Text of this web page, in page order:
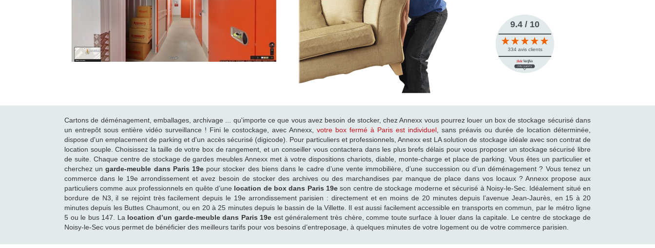
9.4 / 10
334 avis clients
Cartons de déménagement, emballages, archivage ... qu'importe ce que vous avez besoin de stocker, chez Annexx vous pourrez louer un box de stockage sécurisé dans
un entrepôt sous entière vidéo surveillance ! Fini le costockage, avec Annexx, votre box fermé à Paris est individuel , sans préavis ou durée de location déterminée,
dispose d'un emplacement de parking et d'un accès sécurisé (digicode). Pour particuliers et professionnels, Annexx est LA solution de stockage idéale avec son contrat de
location souple. Choisissez la taille de votre box de rangement, et un conseiller vous contactera dans les plus brefs délais pour vous proposer un stockage sécurisé libre
de suite. Chaque centre de stockage de gardes meubles Annexx met à votre dispositions chariots, diable, monte-charge et place de parking. Vous êtes un particulier et
cherchez ungarde-meuble dans Paris 19e pour stocker des biens dans le cadre d’une vente immobilière, d’une succession ou d’un déménagement ? Vous tenez un
commerce dans le 19e arrondissement et avez besoin de stocker des archives ou des marchandises par manque de place dans vos locaux ? Annexx propose aux
particuliers comme aux professionnels en quête d’une location de box dans Paris 19e son centre de stockage moderne et sécurisé à Noisy-le-Sec. Idéalement situé en
bordure de N3, il se rejoint très facilement depuis le 19e arrondissement parisien : directement et en moins de 20 minutes depuis l’avenue Jean-Jaurès, en 15 à 20
minutes depuis les Buttes Chaumont, ou en 20 à 25 minutes depuis le bassin de la Villette. Il est aussi facilement accessible en transports en commun, par le métro ligne
5 ou le bus 147. La location d’un garde-meuble dans Paris 19e est généralement très chère, comme toute surface à louer dans la capitale. Le centre de stockage de
Noisy-le-Sec vous permet de bénéficier des meilleurs tarifs pour vos besoins d’entreposage, à quelques minutes de votre logement ou de votre commerce parisien.